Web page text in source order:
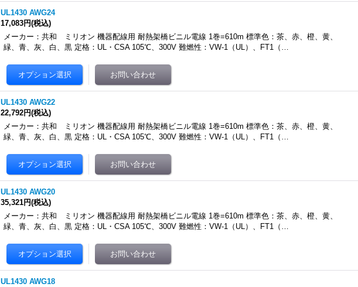
UL1430 AWG24
17,083円(税込)
メーカー：共和 ミリオン 機器配線用 耐熱架橋ビニル電線 1巻=610m 標準色：茶、赤、橙、黄、
緑、青、灰、白、黒 定格：UL・CSA 105℃、300V 難燃性：VW-1（UL）、FT1（…
UL1430 AWG22
22,792円(税込)
メーカー：共和 ミリオン 機器配線用 耐熱架橋ビニル電線 1巻=610m 標準色：茶、赤、橙、黄、
緑、青、灰、白、黒 定格：UL・CSA 105℃、300V 難燃性：VW-1（UL）、FT1（…
UL1430 AWG20
35,321円(税込)
メーカー：共和 ミリオン 機器配線用 耐熱架橋ビニル電線 1巻=610m 標準色：茶、赤、橙、黄、
緑、青、灰、白、黒 定格：UL・CSA 105℃、300V 難燃性：VW-1（UL）、FT1（…
UL1430 AWG18